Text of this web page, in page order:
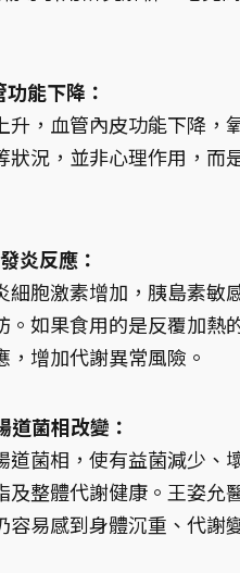
能下降：
升，血管內皮功能下降，
狀況，並非心理作用，而
炎反應：
胞激素增加，胰島素敏
。如果食用的是反覆加熱
增加代謝異常風險。
菌相改變：
道菌相，使有益菌減少、
及整體代謝健康。王姿允
易感到身體沉重、代謝